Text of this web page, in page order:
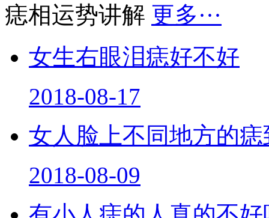
女生右眼泪痣好不好
2018-08-17
女人脸上不同地方的
2018-08-09
有小人痣的人真的不好